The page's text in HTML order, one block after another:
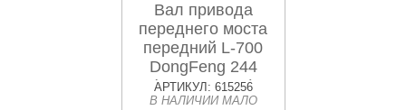
Вал привода
переднего моста
передний L-700
DongFeng 244
(304A.36.011)
АРТИКУЛ: 615256
В НАЛИЧИИ МАЛО